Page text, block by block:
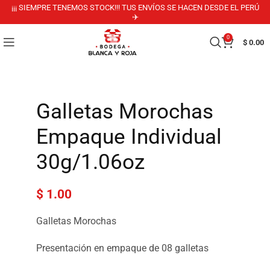
¡¡¡ SIEMPRE TENEMOS STOCK!!! TUS ENVÍOS SE HACEN DESDE EL PERÚ
✈️
0
$ 0.00
Galletas Morochas
Empaque Individual
30g/1.06oz
$ 1.00
Galletas Morochas
Presentación en empaque de 08 galletas